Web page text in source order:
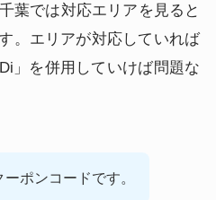
葉では対応エリアを見ると
。エリアが対応していれば
」を併用していけば問題な
ポンコードです。